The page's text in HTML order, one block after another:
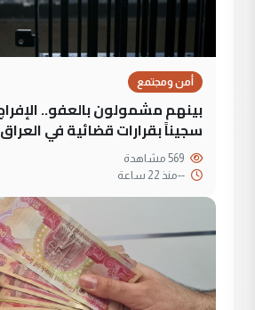
أمن ومجتمع
سجيناً بقرارات قضائية في العراق
--منذ 22 ساعة